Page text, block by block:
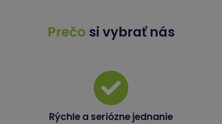
Prečo si vybrať nás
Rýchle a seriózne jednanie